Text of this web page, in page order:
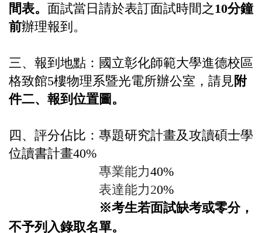
間表。 面試當日請於表訂面試時間之10分鐘
前辦理報到。
三、報到地點：國立彰化師範大學進德校區
格致館5樓物理系暨光電所辦公室，請見附
件二、報到位置圖。
四、評分佔比：專題研究計畫及攻讀碩士學
位讀書計畫40%
專業能力40%
表達能力20%
※考生若面試缺考或零分，
不予列入錄取名單。